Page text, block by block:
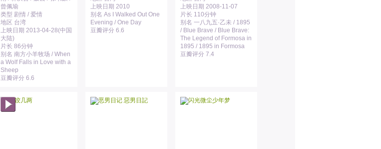
曾佩瑜
类型 剧情 / 爱情
地区 台湾
上映日期 2013-04-28(中国
大陆)
片长 86分钟
别名 南方小羊牧场 / When
a Wolf Falls in Love with a
Sheep
豆瓣评分 6.6
上映日期 2010
别名 As I Walked Out One
Evening / One Day
豆瓣评分 6.6
上映日期 2008-11-07
片长 110分钟
别名 一八九五·乙未 / 1895
/ Blue Brave / Blue Brave:
The Legend of Formosa in
1895 / 1895 in Formosa
豆瓣评分 7.4